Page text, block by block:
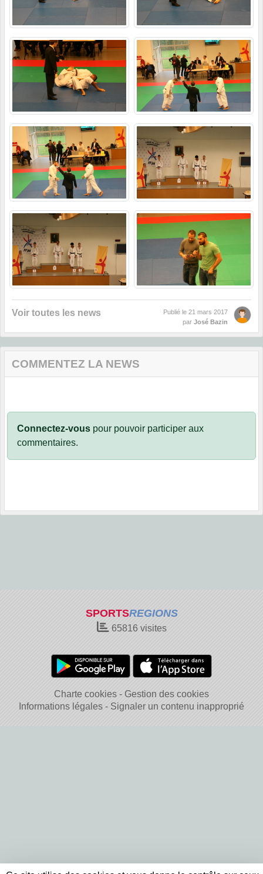
Voir toutes les news Publié le 21 mars 2017
par José Bazin
COMMENTEZ LA NEWS
Connectez-vous pour pouvoir participer aux
commentaires.
SPORTSREGIONS
65816visites
Charte cookies
Gestion des cookies
Informations légales
Signaler un contenu inapproprié